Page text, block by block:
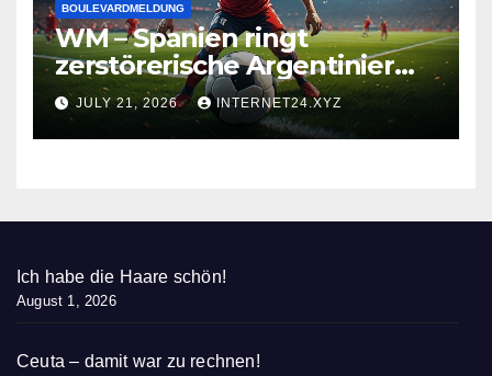
BOULEVARDMELDUNG
WM – Spanien ringt
zerstörerische Argentinier
nieder
JULY 21, 2026 INTERNET24.XYZ
Ich habe die Haare schön!
August 1, 2026
Ceuta – damit war zu rechnen!